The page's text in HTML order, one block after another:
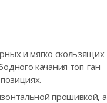
и мягко скользящих
качания топ-ган
прошивкой, а